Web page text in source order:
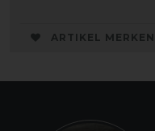
ARTIKEL MERKEN